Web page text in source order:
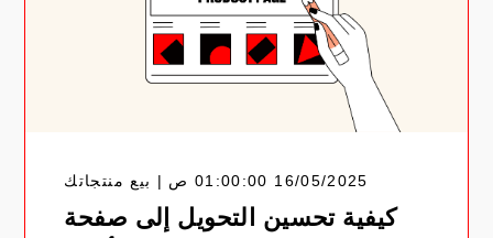
16/05/2025 01:00:00 ص | بيع منتجاتك
كيفية تحسين التحويل إلى صفحة